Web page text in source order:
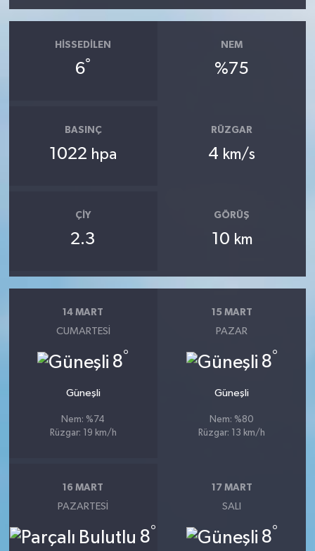
HISSEDILEN
6°
NEM
%75
BASINÇ
1022 hpa
RÜZGAR
4 km/s
ÇIY
2.3
GÖRÜŞ
10 km
14 MART
CUMARTESI
8°
Güneşli
Nem: %74
Rüzgar: 19 km/h
15 MART
PAZAR
8°
Güneşli
Nem: %80
Rüzgar: 13 km/h
16 MART
PAZARTESI
8°
17 MART
SALI
8°